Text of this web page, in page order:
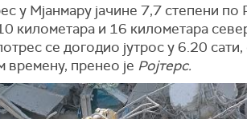
у Мјанмару јачине 7,7 степени по
километара и 16 километара
се догодио јутрос у 6.20
времену, пренео је Ројтерс.